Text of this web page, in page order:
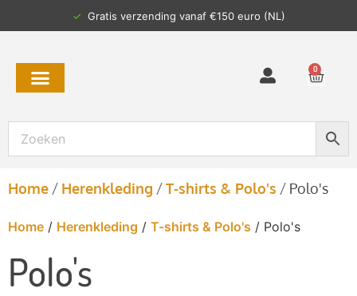
✓ Gratis verzending vanaf €150 euro (NL)
0
Home / Herenkleding /T-shirts & Polo's / Polo's
Home / Herenkleding / T-shirts & Polo's / Polo's
Polo's